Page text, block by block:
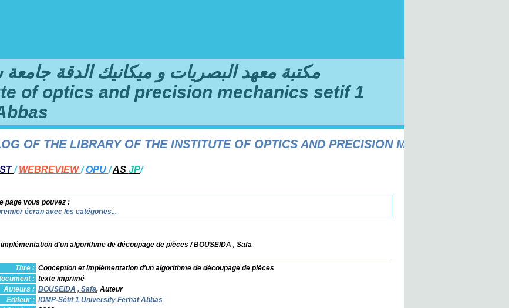
مكتبة معهد البصريات و ميكانيك الدقة جامعة سطيف 1
of optics and precision mechanics setif 1
/WEBREVIEW/OPU /AS JP/
page vous pouvez :
écran avec les catégories...
d'un algorithme de découpage de pièces/ BOUSEIDA , Safa
Titre : Conception et implémentation d'un algorithme de découpage de pièces
: texte imprimé
Auteurs : BOUSEIDA , Safa, Auteur
Editeur : IOMP-Sétif 1 University Ferhat Abbas
OF THE LIBRARY OF THE INSTITUTE OF OPTICS AND PRECISION MECHANICS SÉTIF 1